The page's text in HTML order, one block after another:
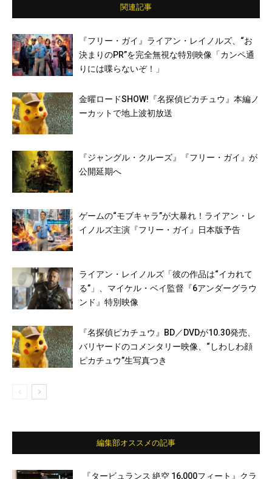
関連記事
『フリー・ガイ』ライアン・レイノルズ、“お
決まりのPR”を完全無視な特別映像「カンペ通
りには喋らないぞ！」
金曜ロードSHOW!『名探偵ピカチュウ』本編ノ
ーカットで地上波初放送
『ジャングル・クルーズ』『フリー・ガイ』が
公開延期へ
ゲームの“モブキャラ”が大暴れ！ライアン・レ
イノルズ主演『フリー・ガイ』日本版予告
ライアン・レイノルズ「彼の作品は“イカれて
る”」、マイケル・ベイ監督『6アンダーグラウ
ンド』特別映像
『名探偵ピカチュウ』BD／DVDが10.30発売、
バリヤードのコメンタリー映像、“しわしわ顔
ピカチュウ”生写真つき
編集部オススメの記事
『タービュランス 絶空 16,000フィート』クラ